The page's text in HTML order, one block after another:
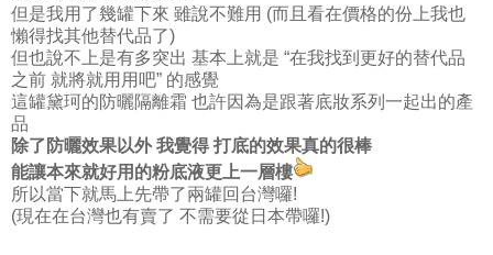
但是我用了幾罐下來 雖說不難用 (而且看在價格的份上我也
懶得找其他替代品了)
但也說不上是有多突出 基本上就是 “在我找到更好的替代品
之前 就將就用用吧” 的感覺
這罐黛珂的防曬隔離霜 也許因為是跟著底妝系列一起出的產
品
除了防曬效果以外 我覺得 打底的效果真的很棒
能讓本來就好用的粉底液更上一層樓
所以當下就馬上先帶了兩罐回台灣囉!
(現在在台灣也有賣了 不需要從日本帶囉!)